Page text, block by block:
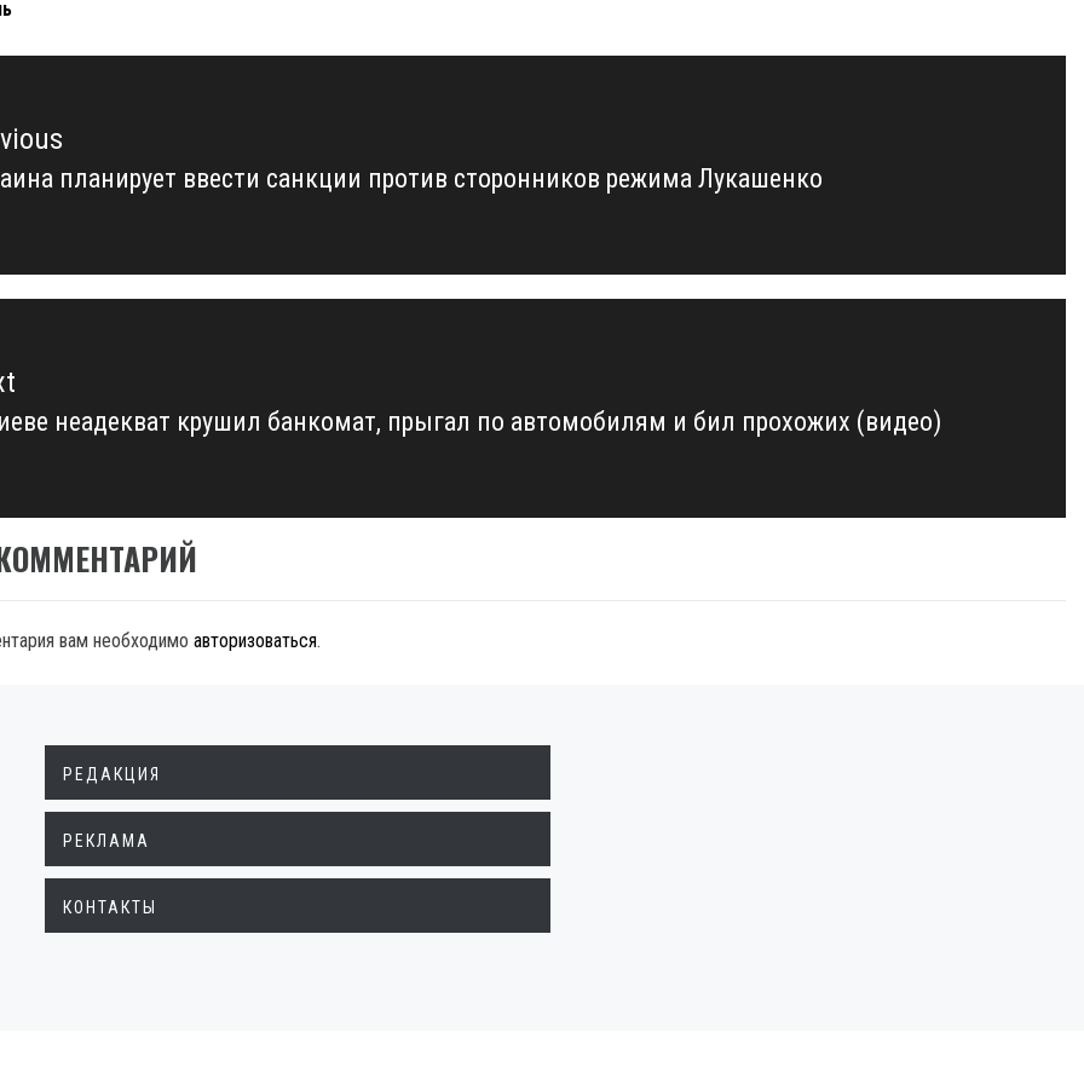
планирует ввести санкции против сторонников режима Лукашенко
неадекват крушил банкомат, прыгал по автомобилям и бил прохожих (видео)
вам необходимо авторизоваться.
РЕДАКЦИЯ
РЕКЛАМА
КОНТАКТЫ